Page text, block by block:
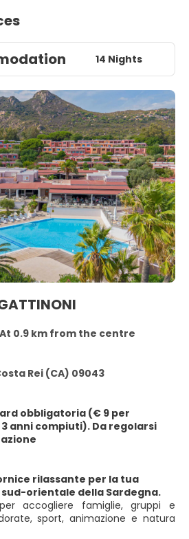
14 Nights
0.9 km from the centre
Rei (CA) 09043
obbligatoria (€ 9 per
anni compiuti). Da regolarsi
rilassante per la tua
orientale della Sardegna.
accogliere famiglie, gruppi e
sport, animazione e natura